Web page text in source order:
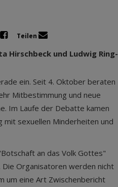
Teilen
Hirschbeck und Ludwig Ring-
ein. Seit 4. Oktober beraten
Mitbestimmung und neue
Im Laufe der Debatte kamen
sexuellen Minderheiten und
an das Volk Gottes"
Organisatoren werden nicht
um eine Art Zwischenbericht